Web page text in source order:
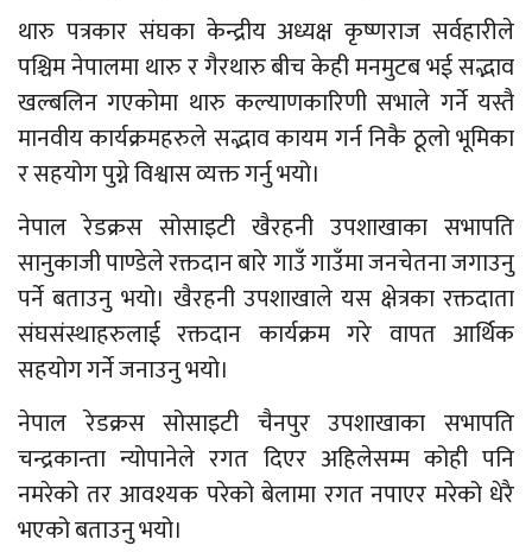
थारु पत्रकार संघका केन्द्रीय अध्यक्ष कृष्णराज सर्वहारीले
पश्चिम नेपालमा थारु र गैरथारु बीच केही मनमुटब भई सद्भाव
खल्बलिन गएकोमा थारु कल्याणकारिणी सभाले गर्ने यस्तै
मानवीय कार्यक्रमहरुले सद्भाव कायम गर्न निकै ठूलो भूमिका
र सहयोग पुग्ने विश्वास व्यक्त गर्नु भयो।
नेपाल रेडक्रस सोसाइटी खैरहनी उपशाखाका सभापति
सानुकाजी पाण्डेले रक्तदान बारे गाउँ गाउँमा जनचेतना जगाउनु
पर्ने बताउनु भयो। खैरहनी उपशाखाले यस क्षेत्रका रक्तदाता
संघसंस्थाहरुलाई रक्तदान कार्यक्रम गरे वापत आर्थिक
सहयोग गर्ने जनाउनु भयो।
नेपाल रेडक्रस सोसाइटी चैनपुर उपशाखाका सभापति
चन्द्रकान्ता न्योपानेले रगत दिएर अहिलेसम्म कोही पनि
नमरेको तर आवश्यक परेको बेलामा रगत नपाएर मरेको धेरै
भएको बताउनु भयो।